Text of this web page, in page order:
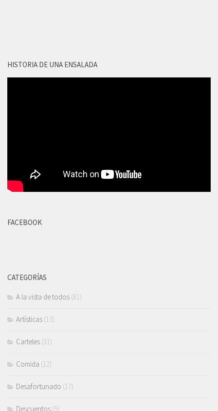
HISTORIA DE UNA ENSALADA
FACEBOOK
CATEGORÍAS
A la vista de todos (81)
Artísticas (13)
Carteles (31)
Comida (12)
Desafortunado (17)
Descuentos (5)